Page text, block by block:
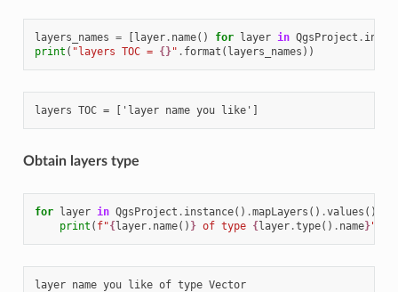
layers_names = [layer. name() for layer in QgsProject .
print ( "layers TOC = {}" . format ( layers_names ))
Obtain layers type
for layer in QgsProject . instance() .mapLayers () .values ():
print ( f"{layer. name() } of type {layer.type() . name}"
layer name you like of type Vector